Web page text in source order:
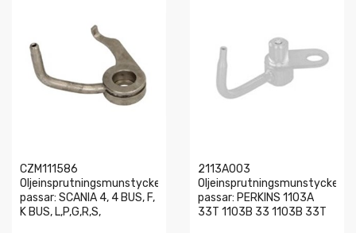
CZM111586
Oljeinsprutningsmunstycke
passar: SCANIA 4, 4 BUS, F,
K BUS, L,P,G,R,S,
2113A003
Oljeinsprutningsmunstycke
passar: PERKINS 1103A
33T 1103B 33 1103B 33T